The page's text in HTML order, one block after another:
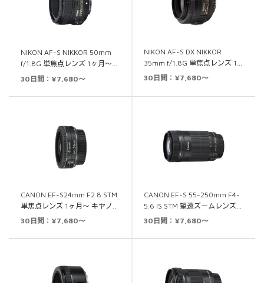
NIKON AF-S NIKKOR 50mm
f/1.8G 単焦点レンズ 1ヶ月～…
30日間：¥7,680～
NIKON AF-S DX NIKKOR
35mm f/1.8G 単焦点レンズ 1…
30日間：¥7,680～
CANON EF-S24mm F2.8 STM
単焦点レンズ 1ヶ月～ キヤノ…
30日間：¥7,680～
CANON EF-S 55-250mm F4-
5.6 IS STM 望遠ズームレンズ…
30日間：¥7,680～